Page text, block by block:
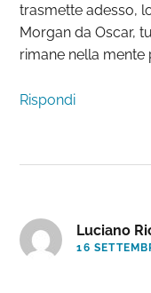
trasmette adesso,
Morgan da Oscar,
rimane nella
Rispondi
Luciano
16